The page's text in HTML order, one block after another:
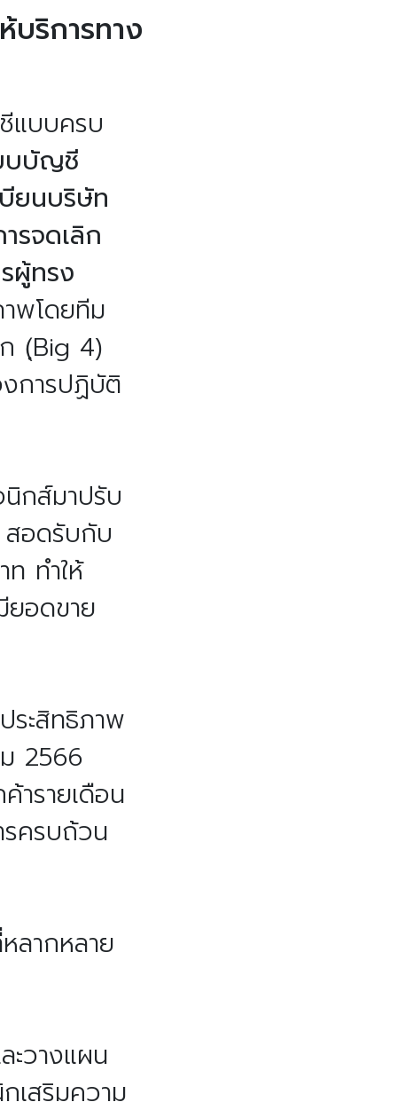
ริการทาง
แบบครบ
บบัญชี
ยนบริษัท
รจดเลิก
ผู้ทรง
พโดยทีม
(ฺBig 4)
การปฏิบัติ
นิกส์มาปรับ
สอดรับกับ
ทำให้
ยอดขาย
ระสิทธิภาพ
2566
ารายเดือน
รครบถ้วน
ลากหลาย
วางแผน
เสริมความ